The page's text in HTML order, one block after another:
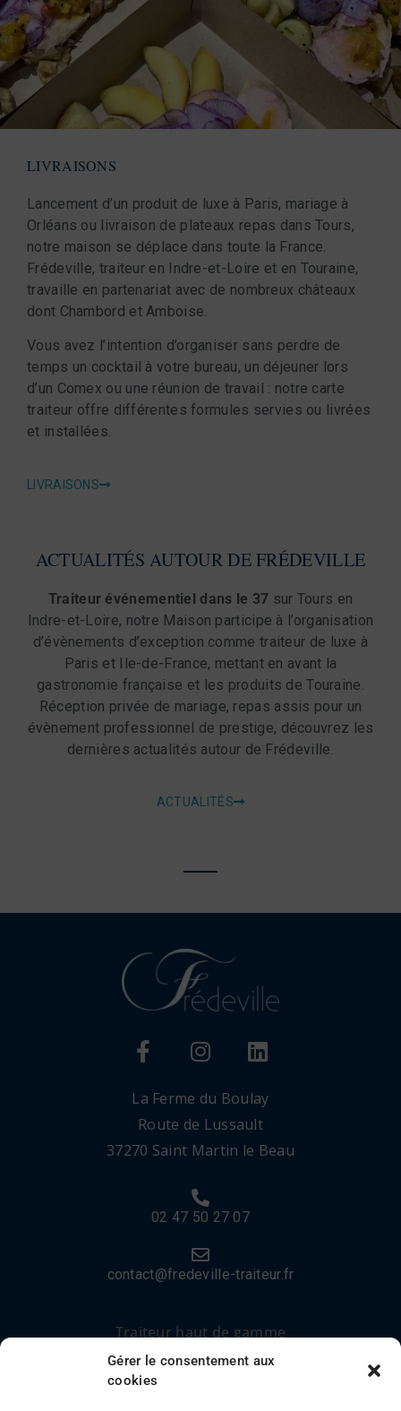
Gérer le consentement aux
cookies
LIVRAISONS
Lancement d’un produit de luxe à Paris, mariage à
Orléans ou livraison de plateaux repas dans Tours,
notre maison se déplace dans toute la France.
Frédeville, traiteur en Indre-et-Loire et en Touraine,
travaille en partenariat avec de nombreux châteaux
dont Chambord et Amboise.
Vous avez l’intention d’organiser sans perdre de
temps un cocktail à votre bureau, un déjeuner lors
d’un Comex ou une réunion de travail : notre carte
traiteur offre différentes formules servies ou livrées
et installées.
LIVRAISONS
ACTUALITÉS AUTOUR DE FRÉDEVILLE
Traiteur événementiel dans le 37 sur Tours en
Indre-et-Loire, notre Maison participe à l’organisation
d’évènements d’exception comme traiteur de luxe à
Paris et Ile-de-France, mettant en avant la
gastronomie française et les produits de Touraine.
Réception privée de mariage, repas assis pour un
évènement professionnel de prestige, découvrez les
dernières actualités autour de Frédeville.
ACTUALITÉS
La Ferme du Boulay
Route de Lussault
37270 Saint Martin le Beau
02 47 50 27 07
contact@fredeville-traiteur.fr
Traiteur haut de gamme
Mariages